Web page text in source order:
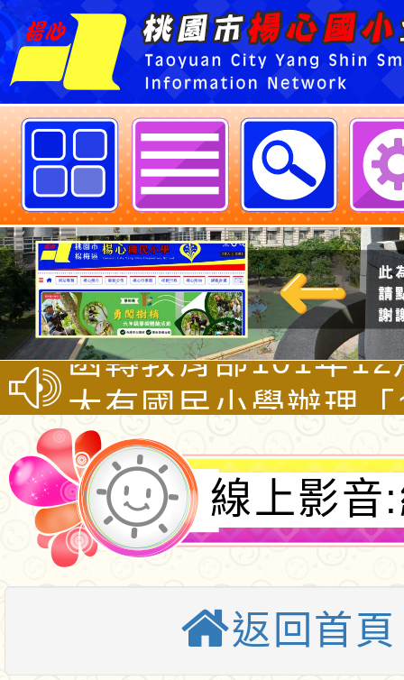
歡迎參觀：線上影音發佈者：ian網
轉知中華民國樂樂
會辦理「2025第十
Teeball全國樂樂棒
亞洲盃Teeball代表
北區預賽」
函轉教育部101年12
軍(二)字第
修正之「各級學校
凌執行計畫」，自
適用，請查照。
大有國民小學辦理
度教育優先區親職
「找到親師界線讓
倍」
有關行政院人事行
「工程人員留任獎
義及說明表」一案
大崗國民小學辦理
度教育優先區親職
那些句點之後的家
新明國中辦理「113
育優先區親職教育
透過藝術創作及桌
動親子陪伴力」
轉知「中華民國童
2026年全國海岸線
活動實施計畫
函轉國立臺灣師範
育部運算思維推動
轉知有關本府警察
線上影音
優質校園
返回首頁